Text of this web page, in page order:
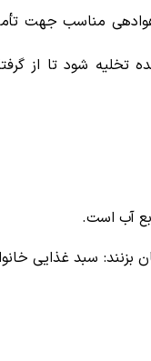
هوادهی مناسب جهت
تخلیه شود تا از
آب است.
بزنند: سبد غذایی